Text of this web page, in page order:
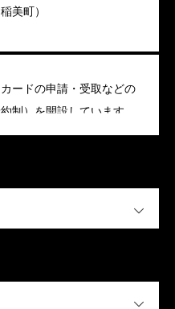
美町）
ードの申請・受取などの
制）を開設しています